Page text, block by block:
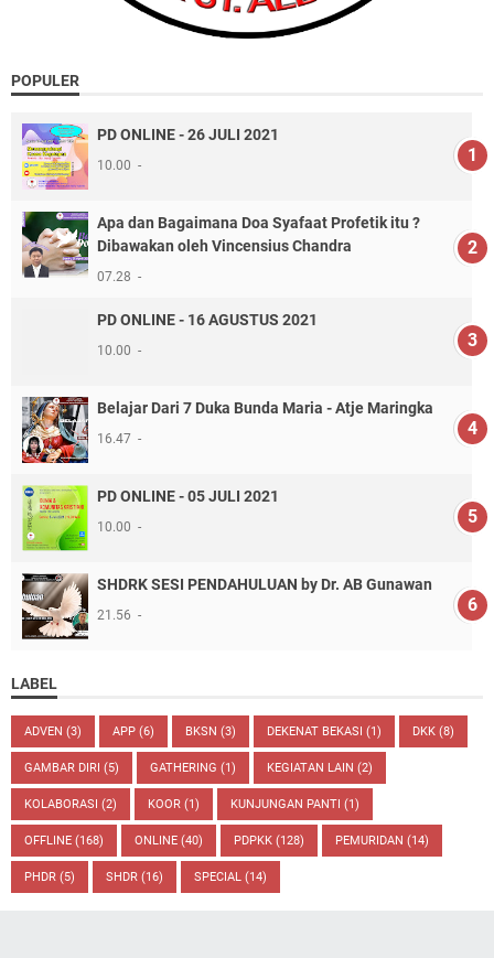
POPULER
PD ONLINE - 26 JULI 2021
10.00
Apa dan Bagaimana Doa Syafaat Profetik itu ?
Dibawakan oleh Vincensius Chandra
07.28
PD ONLINE - 16 AGUSTUS 2021
10.00
Belajar Dari 7 Duka Bunda Maria - Atje Maringka
16.47
PD ONLINE - 05 JULI 2021
10.00
SHDRK SESI PENDAHULUAN by Dr. AB Gunawan
21.56
LABEL
ADVEN (3) APP (6) BKSN (3) DEKENAT BEKASI (1) DKK (8)
GAMBAR DIRI (5) GATHERING (1) KEGIATAN LAIN (2)
KOLABORASI (2) KOOR (1) KUNJUNGAN PANTI (1)
OFFLINE (168) ONLINE (40) PDPKK (128) PEMURIDAN (14)
PHDR (5) SHDR (16) SPECIAL (14)